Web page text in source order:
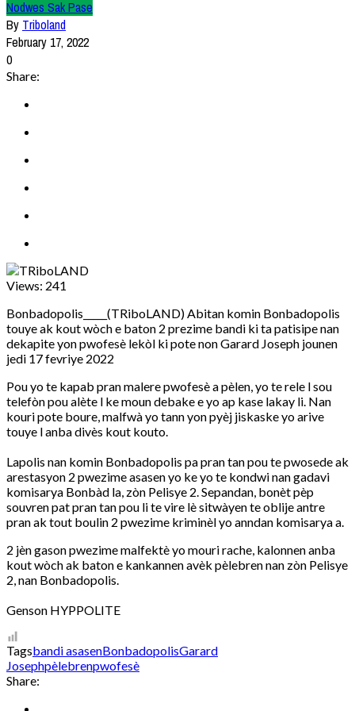
Nodwes Sak Pase
By Triboland
February 17, 2022
0
Share:
Views: 241
Bonbadopolis_____(TRiboLAND) Abitan komin Bonbadopolis
touye ak kout wòch e baton 2 prezime bandi ki ta patisipe nan
dekapite yon pwofesè lekòl ki pote non Garard Joseph jounen
jedi 17 fevriye 2022
Pou yo te kapab pran malere pwofesè a pèlen, yo te rele l sou
telefòn pou alète l ke moun debake e yo ap kase lakay li. Nan
kouri pote boure, malfwà yo tann yon pyèj jiskaske yo arive
touye l anba divès kout kouto.
Lapolis nan komin Bonbadopolis pa pran tan pou te pwosede ak
arestasyon 2 pwezime asasen yo ke yo te kondwi nan gadavi
komisarya Bonbàd la, zòn Pelisye 2. Sepandan, bonèt pèp
souvren pat pran tan pou li te vire lè sitwàyen te oblije antre
pran ak tout boulin 2 pwezime kriminèl yo anndan komisarya a.
2 jèn gason pwezime malfektè yo mouri rache, kalonnen anba
kout wòch ak baton e kankannen avèk pèlebren nan zòn Pelisye
2, nan Bonbadopolis.
Genson HYPPOLITE
Tagsbandi asasenBonbadopolisGarard
Josephpèlebrenpwofesè
Share: